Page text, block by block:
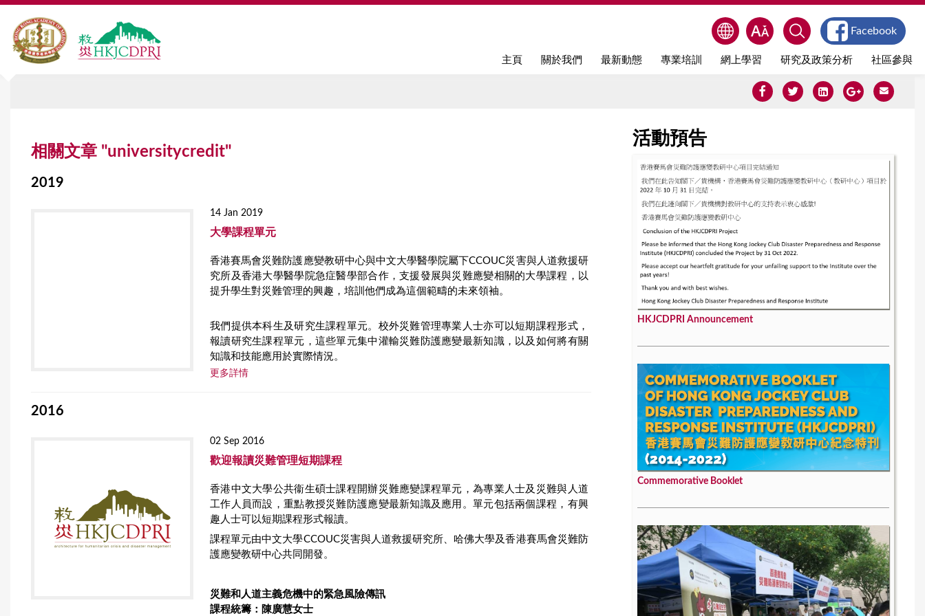
Jump to navigation
主頁 關於我們 最新動態 專業培訓 網上學習 研究及政策分析 社區參與
Facebook
相關文章 "universitycredit"
2019
14 Jan 2019
大學課程單元
香港賽馬會災難防護應變教研中心與中文大學醫學院屬下CCOUC災害與人道救援研
究所及香港大學醫學院急症醫學部合作，支援發展與災難應變相關的大學課程，以
提升學生對災難管理的興趣，培訓他們成為這個範疇的未來領袖。
我們提供本科生及研究生課程單元。校外災難管理專業人士亦可以短期課程形式，
報讀研究生課程單元，這些單元集中灌輸災難防護應變最新知識，以及如何將有關
知識和技能應用於實際情況。
更多詳情
2016
02 Sep 2016
歡迎報讀災難管理短期課程
香港中文大學公共衞生碩士課程開辦災難應變課程單元，為專業人士及災難與人道
工作人員而設，重點教授災難防護應變最新知識及應用。單元包括兩個課程，有興
趣人士可以短期課程形式報讀。
課程單元由中文大學CCOUC災害與人道救援研究所、哈佛大學及香港賽馬會災難防
護應變教研中心共同開發。
災難和人道主義危機中的緊急風險傳訊
課程統籌：陳廣慧女士
活動預告
HKJCDPRI Announcement
Commemorative Booklet